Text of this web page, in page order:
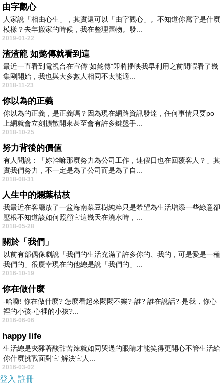
由字觀心
人家說「相由心生」，其實還可以「由字觀心」。不知道你寫字是什麼
模樣？去年搬家的時候，我在整理舊物。發...
2019-01-22
渣渣龍 如懿傳就看到這
最近一直看到電視台在宣傳"如懿傳"即將播映我早利用之前閒暇看了幾
集剛開始，我也與大多數人相同不太能適...
2018-11-23
你以為的正義
你以為的正義，是正義嗎？因為現在網路資訊發達，任何事情只要po
上網就會立刻擴散開來甚至會有許多鍵盤手...
2018-10-25
努力背後的價值
有人問說：「妳幹嘛那麼努力為公司工作，連假日也在回覆客人？」其
實我們努力，不一定是為了公司而是為了自...
2018-08-31
人生中的爛葉枯枝
我最近在客廳放了一盆海南菜豆樹純粹只是希望為生活增添一些綠意卻
壓根不知道該如何照顧它這幾天在澆水時，...
2018-05-28
關於「我們」
以前有部偶像劇說「我們的生活充滿了許多你的、我的，可是愛是一種
我們的」很慶幸現在的他總是說「我們的」...
2016-10-19
你在做什麼
-哈囉! 你在做什麼? 怎麼看起來悶悶不樂?-誰? 誰在說話?-是我，你心
裡的小孩-心裡的小孩?...
2016-06-06
happy life
生活總是夾雜著酸甜苦辣就如同哭過的眼睛才能笑得更開心不管生活給
你什麼挑戰面對它 解決它人...
2016-03-02
登入 註冊